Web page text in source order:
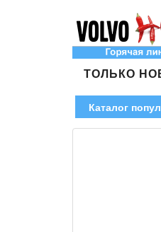
ТОЛЬКО
Каталог